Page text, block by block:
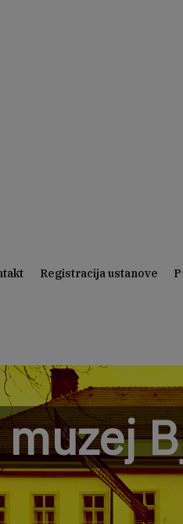
Registracija ustanove